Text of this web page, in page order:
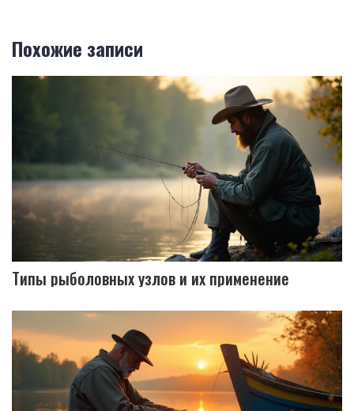
Похожие записи
Типы рыболовных узлов и их применение